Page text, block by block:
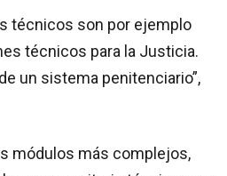
técnicos son por ejemplo
técnicos para la Justicia.
un sistema penitenciario”,
módulos más complejos,